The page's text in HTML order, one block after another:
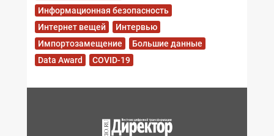
Информационная безопасность
Интернет вещей
Интервью
Импортозамещение
Большие данные
Data Award
COVID-19